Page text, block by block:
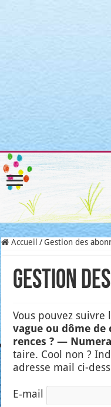
: Attempt to read
/home/clients/
includes/link-template.php
Accueil / Gestion des
Gestion
Vous pou­vez suivre
vague ou dôme
rences ? —
taire. Cool non ?
adresse mail ci-
E‑mail